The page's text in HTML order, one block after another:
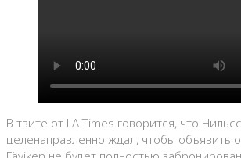
В твите от LA Times говорится, что
целенаправленно ждал, чтобы объявить